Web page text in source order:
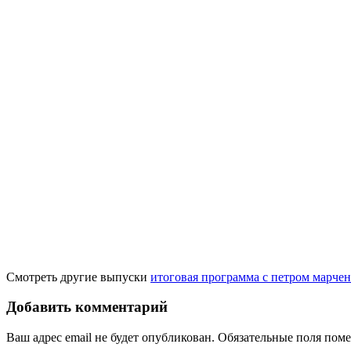
Смотреть другие выпуски итоговая программа с петром
Добавить комментарий
Ваш адрес email не будет опубликован. Обязательные поля